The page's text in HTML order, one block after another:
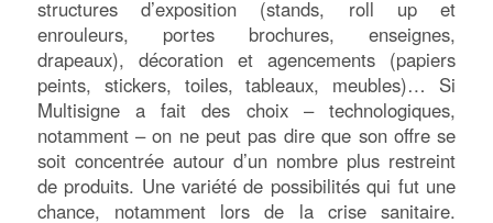
structures d’exposition (stands, roll up et
enrouleurs, portes brochures, enseignes,
drapeaux), décoration et agencements (papiers
peints, stickers, toiles, tableaux, meubles)… Si
Multisigne a fait des choix – technologiques,
notamment – on ne peut pas dire que son offre se
soit concentrée autour d’un nombre plus restreint
de produits. Une variété de possibilités qui fut une
chance, notamment lors de la crise sanitaire.